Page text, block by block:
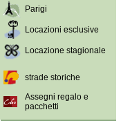
Parigi
Locazioni esclusive
Locazione stagionale
strade storiche
Assegni regalo e
pacchetti